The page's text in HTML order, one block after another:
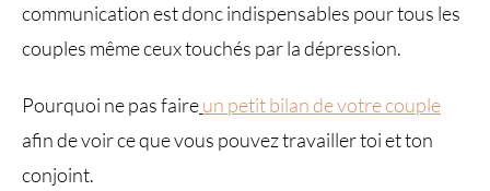
communication est donc indispensables pour tous les
couples même ceux touchés par la dépression.
Pourquoi ne pas faireun petit bilan de votre couple
afin de voir ce que vous pouvez travailler toi et ton
conjoint.